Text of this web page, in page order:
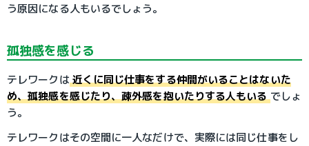
う原因になる人もいるでしょう。
孤独感を感じる
テレワークは 近くに同じ仕事をする仲間がいることはないた
め、孤独感を感じたり、疎外感を抱いたりする人もいるでしょ
う。
テレワークはその空間に一人なだけで、実際には同じ仕事をし